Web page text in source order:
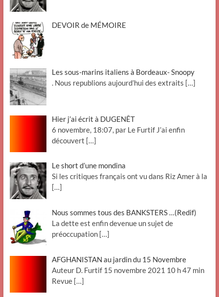
DEVOIR de MÉMOIRE
Les sous-marins italiens à Bordeaux- Snoopy
. Nous republions aujourd’hui des extraits […]
Hier j’ai écrit à DUGENÊT
6 novembre, 18:07, par Le Furtif J’ai enfin
découvert […]
Le short d’une mondina
Si les critiques français ont vu dans Riz Amer à la
[…]
Nous sommes tous des BANKSTERS …(Redif)
La dette est enfin devenue un sujet de
préoccupation […]
AFGHANISTAN au jardin du 15 Novembre
Auteur D. Furtif 15 novembre 2021 10 h 47 min
Revue […]